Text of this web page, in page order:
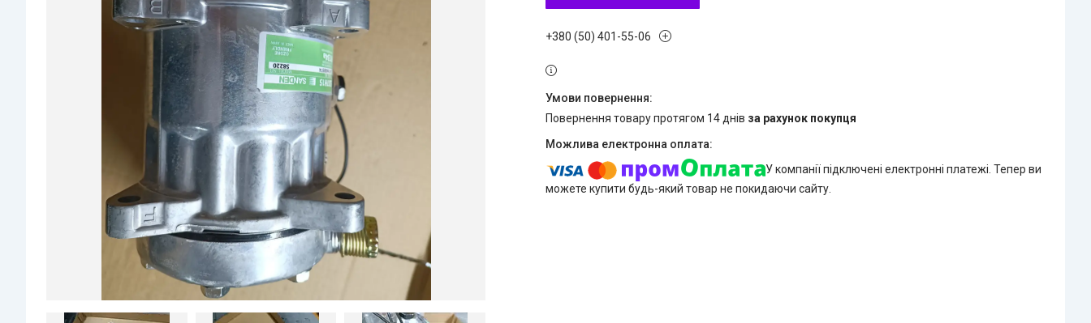
+380 (50) 401-55-06
повернення товару протягом 14 днів за рахунок покупця
У компанії підключені електронні платежі. Тепер ви
можете купити будь-який товар не покидаючи сайту.